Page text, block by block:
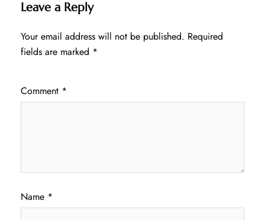
Leave a Reply
Your email address will not be published. Required
fields are marked *
Comment *
Name *